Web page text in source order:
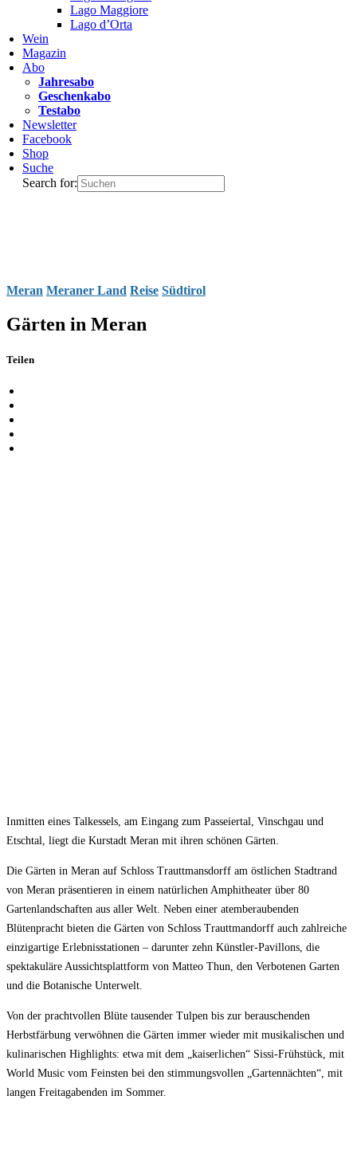
Lago Maggiore
Lago d’Orta
Wein
Magazin
Abo
Jahresabo
Geschenkabo
Testabo
Newsletter
Facebook
Shop
Suche
Search for:
Meran Meraner Land Reise Südtirol
Gärten in Meran
Teilen
Inmitten eines Talkessels, am Eingang zum Passeiertal, Vinschgau und
Etschtal, liegt die Kurstadt Meran mit ihren schönen Gärten.
Die Gärten in Meran auf Schloss Trauttmansdorff am östlichen Stadtrand
von Meran präsentieren in einem natürlichen Amphitheater über 80
Gartenlandschaften aus aller Welt. Neben einer atemberaubenden
Blütenpracht bieten die Gärten von Schloss Trauttmandorff auch zahlreiche
einzigartige Erlebnisstationen – darunter zehn Künstler-Pavillons, die
spektakuläre Aussichtsplattform von Matteo Thun, den Verbotenen Garten
und die Botanische Unterwelt.
Von der prachtvollen Blüte tausender Tulpen bis zur berauschenden
Herbstfärbung verwöhnen die Gärten immer wieder mit musikalischen und
kulinarischen Highlights: etwa mit dem „kaiserlichen“ Sissi-Frühstück, mit
World Music vom Feinsten bei den stimmungsvollen „Gartennächten“, mit
langen Freitagabenden im Sommer.